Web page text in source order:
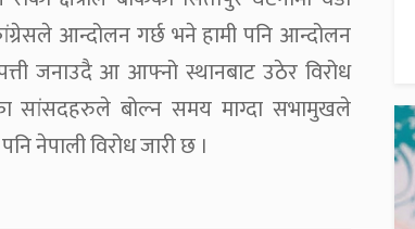
आन्दोलन गर्छ भने हामी पनि आन्दोलन
जनाउदै आ आफ्नो स्थानबाट उठेर विरोध
सांसदहरुले बोल्न समय माग्दा सभामुखले
नेपाली विरोध जारी छ ।